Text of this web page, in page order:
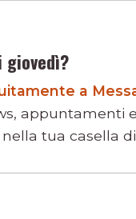
giovedì?
a
appuntamenti
tua casella